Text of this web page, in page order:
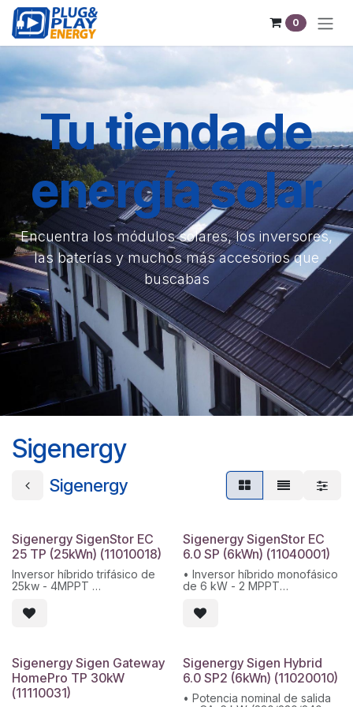
Ir al contenido
0
Tu tienda de
energía solar
Encuentra los módulos solares, los inversores,
las baterías y muchos más accesorios que
buscabas
Sigenergy
Sigenergy
Sigenergy SigenStor EC
25 TP (25kWn) (11010018)
Inversor híbrido trifásico de
25kw - 4MPPT
Máx. voltaje de entrada:
1100V
Máx. intensidad por MPPT:
16A
Eficiencia máxima:98.4%
Protección: IP66
Sigenergy SigenStor EC
6.0 SP (6kWn) (11040001)
• Inversor híbrido monofásico
de 6 kW - 2 MPPT
600 V
• Máx. tensión nominal de
• Protección: IP66
Sigenergy Sigen Gateway
HomePro TP 30kW
(11110031)
Sigenergy Sigen Hybrid
6.0 SP2 (6kWn) (11020010)
• Potencia nominal de salida